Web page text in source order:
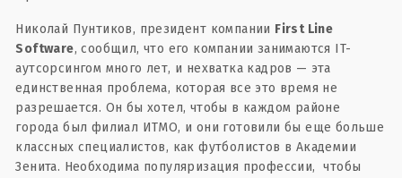
Николай Пунтиков, президент компании First Line
Software, сообщил, что его компании занимаются IT-
аутсорсингом много лет, и нехватка кадров — эта
единственная проблема, которая все это время не
разрешается. Он бы хотел, чтобы в каждом районе
города был филиал ИТМО, и они готовили бы еще больше
классных специалистов, как футболистов в Академии
Зенита. Необходима популяризация профессии, чтобы